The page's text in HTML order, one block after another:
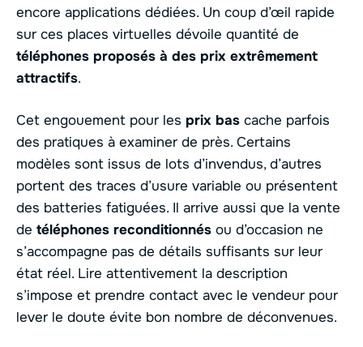
encore applications dédiées. Un coup d’œil rapide
sur ces places virtuelles dévoile quantité de
téléphones proposés à des prix extrêmement
attractifs.
Cet engouement pour les prix bas cache parfois
des pratiques à examiner de près. Certains
modèles sont issus de lots d’invendus, d’autres
portent des traces d’usure variable ou présentent
des batteries fatiguées. Il arrive aussi que la vente
de téléphones reconditionnés ou d’occasion ne
s’accompagne pas de détails suffisants sur leur
état réel. Lire attentivement la description
s’impose et prendre contact avec le vendeur pour
lever le doute évite bon nombre de déconvenues.